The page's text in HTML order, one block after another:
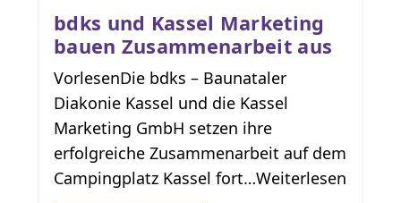
bdks und Kassel Marketing
bauen Zusammenarbeit aus
VorlesenDie bdks – Baunataler
Diakonie Kassel und die Kassel
Marketing GmbH setzen ihre
erfolgreiche Zusammenarbeit auf dem
Campingplatz Kassel fort…Weiterlesen